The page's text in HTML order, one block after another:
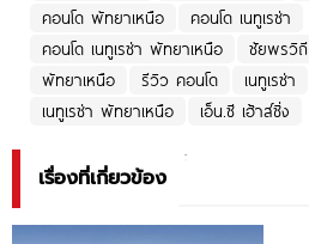
คอนโด พัทยาเหนือ
คอนโด เนทูเรซ่า
คอนโด เนทูเรซ่า พัทยาเหนือ
ชัยพรวิถี
พัทยาเหนือ
รีวิว คอนโด เนทูเรซ่า
เนทูเรซ่า พัทยาเหนือ
เอ็น.ซี เฮ้าส์ซิ่ง
เรื่องที่เกี่ยวข้อง